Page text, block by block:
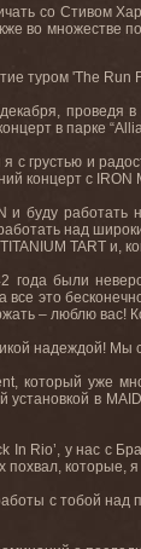
со Стивом
во множестве
туром 'The Run
проведя
в парке “
с грустью и
концерт с
и буду
над
TART и,
года были
все это
– люблю вас!
надеждой! Мы с
который уже
в
In Rio’, у нас с
с тобой